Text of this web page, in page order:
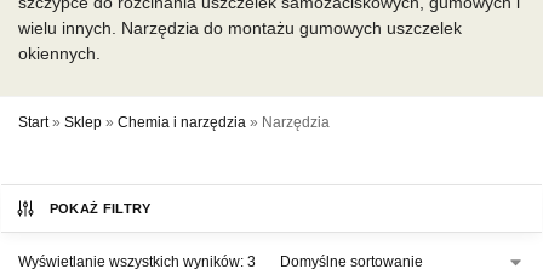
wielu innych. Narzędzia do montażu gumowych uszczelek
okiennych.
Start » Sklep » Chemia i narzędzia » Narzędzia
POKAŻ FILTRY
Wyświetlanie wszystkich wyników: 3